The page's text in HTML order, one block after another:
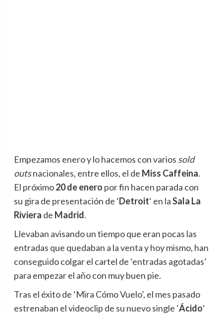
Empezamos enero y lo hacemos con varios sold
outsnacionales, entre ellos, el de Miss Caffeina.
El próximo20 de enero por fin hacen parada con
su gira de presentación de ‘Detroit‘ en laSala La
Riviera de Madrid.
Llevaban avisando un tiempo que eran pocas las
entradas que quedaban a la venta y hoy mismo, han
conseguido colgar el cartel de ‘entradas agotadas’
para empezar el año con muy buen pie.
Tras el éxito de ‘Mira Cómo Vuelo’, el mes pasado
estrenaban el videoclip de su nuevo single ‘Ácido‘